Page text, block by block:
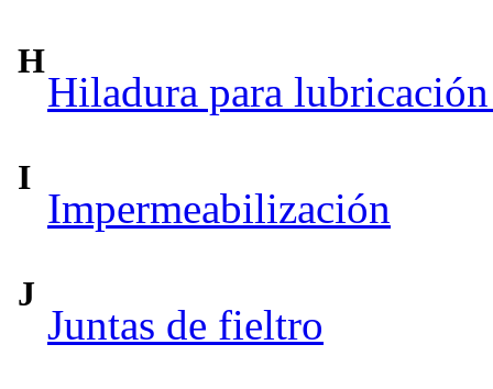
H
Hiladura para
I
Impermeabilización
J
Juntas de fieltro